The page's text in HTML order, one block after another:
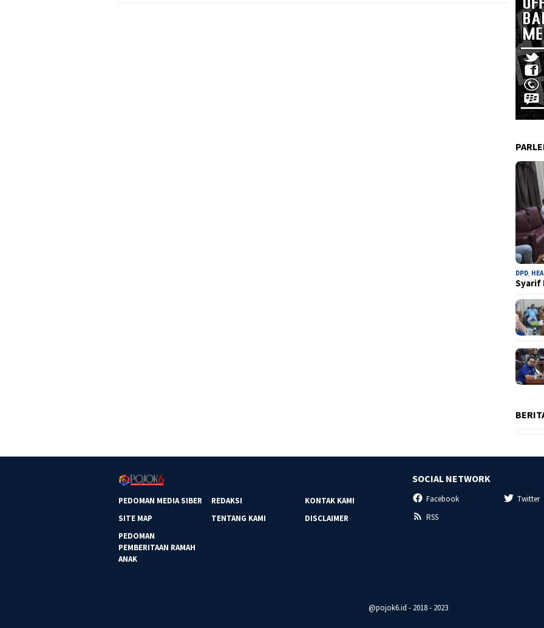
DPD,
Syarif
PEDOMAN MEDIA SIBER REDAKSI
KONTAK KAMI
SITE MAP
TENTANG KAMI
DISCLAIMER
PEDOMAN
PEMBERITAAN RAMAH
ANAK
SOCIAL NETWORK
Facebook Twitter
RSS
@pojok6.id - 2018 - 2023